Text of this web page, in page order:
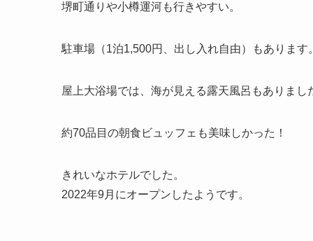
堺町通りや小樽運河も行きやすい。
駐車場（1泊1,500円、出し入れ自由）もあります
屋上大浴場では、海が見える露天風呂もありまし
約70品目の朝食ビュッフェも美味しかった！
きれいなホテルでした。
2022年9月にオープンしたようです。